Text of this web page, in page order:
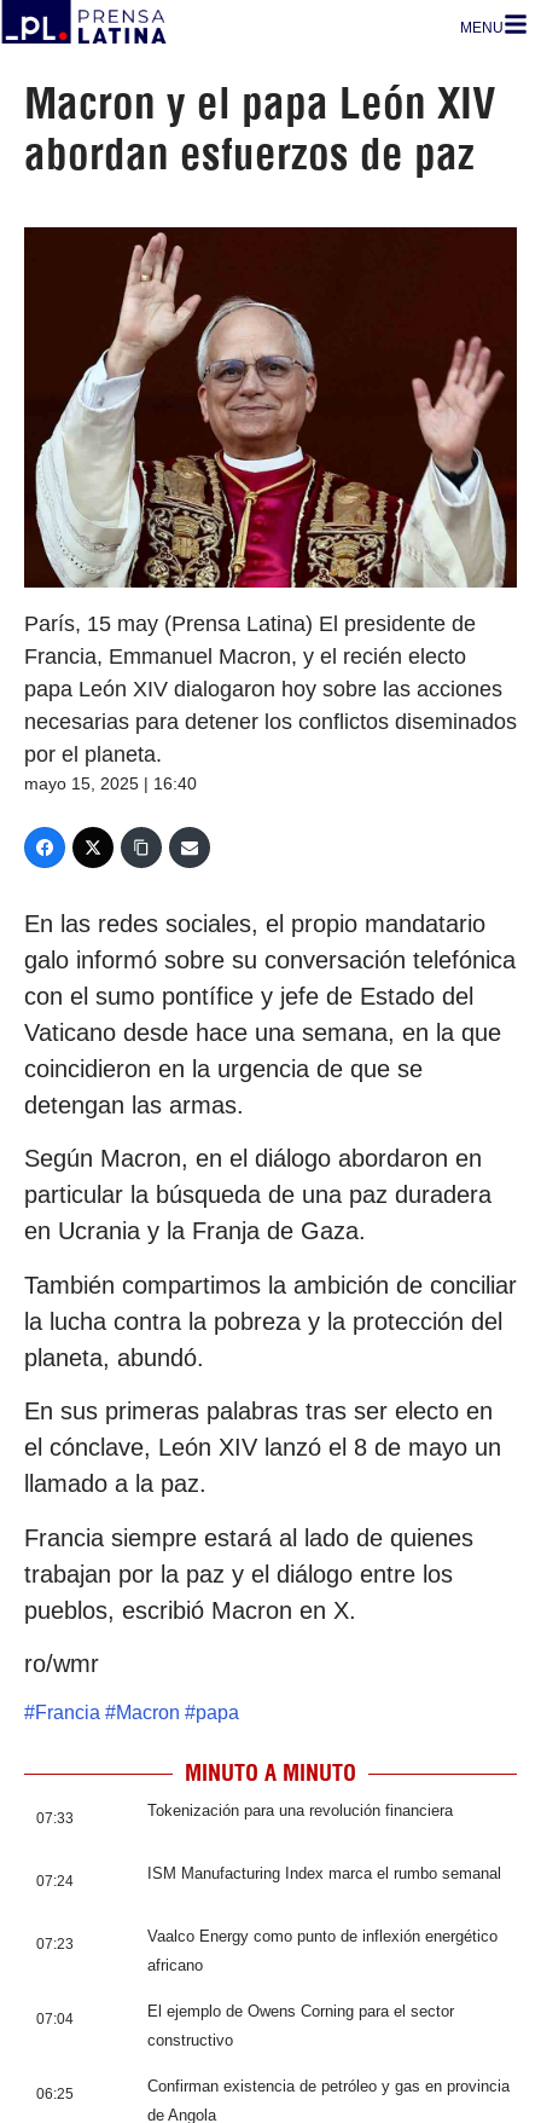
MENU
Macron y el papa León XIV
abordan esfuerzos de paz
París, 15 may (Prensa Latina) El presidente de
Francia, Emmanuel Macron, y el recién electo
papa León XIV dialogaron hoy sobre las acciones
necesarias para detener los conflictos diseminados
por el planeta.
mayo 15, 2025 | 16:40
En las redes sociales, el propio mandatario
galo informó sobre su conversación telefónica
con el sumo pontífice y jefe de Estado del
Vaticano desde hace una semana, en la que
coincidieron en la urgencia de que se
detengan las armas.
Según Macron, en el diálogo abordaron en
particular la búsqueda de una paz duradera
en Ucrania y la Franja de Gaza.
También compartimos la ambición de conciliar
la lucha contra la pobreza y la protección del
planeta, abundó.
En sus primeras palabras tras ser electo en
el cónclave, León XIV lanzó el 8 de mayo un
llamado a la paz.
Francia siempre estará al lado de quienes
trabajan por la paz y el diálogo entre los
pueblos, escribió Macron en X.
ro/wmr
#Francia #Macron #papa
MINUTO A MINUTO
07:33 Tokenización para una revolución financiera
07:24 ISM Manufacturing Index marca el rumbo semanal
07:23
Vaalco Energy como punto de inflexión energético
africano
07:04
El ejemplo de Owens Corning para el sector
constructivo
06:25
Confirman existencia de petróleo y gas en provincia
de Angola